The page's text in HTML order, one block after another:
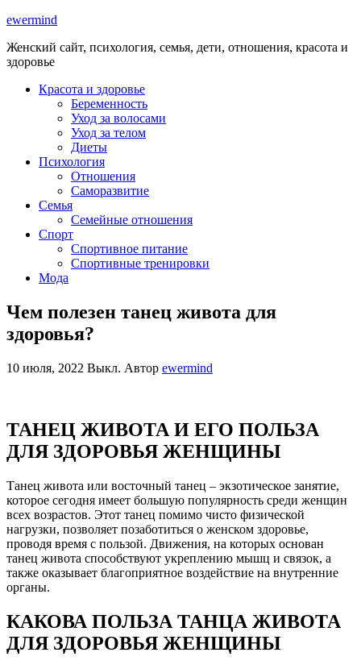
ewermind
Женский сайт, психология, семья, дети, отношения, красота и
здоровье
Красота и здоровье
Беременность
Уход за волосами
Уход за телом
Диеты
Психология
Отношения
Саморазвитие
Семья
Семейные отношения
Спорт
Спортивное питание
Спортивные тренировки
Мода
Чем полезен танец живота для
здоровья?
10 июля, 2022 Выкл. Автор ewermind
ТАНЕЦ ЖИВОТА И ЕГО ПОЛЬЗА
ДЛЯ ЗДОРОВЬЯ ЖЕНЩИНЫ
Танец живота или восточный танец – экзотическое занятие,
которое сегодня имеет большую популярность среди женщин
всех возрастов. Этот танец помимо чисто физической
нагрузки, позволяет позаботиться о женском здоровье,
проводя время с пользой. Движения, на которых основан
танец живота способствуют укреплению мышц и связок, а
также оказывает благоприятное воздействие на внутренние
органы.
КАКОВА ПОЛЬЗА ТАНЦА ЖИВОТА
ДЛЯ ЗДОРОВЬЯ ЖЕНЩИНЫ